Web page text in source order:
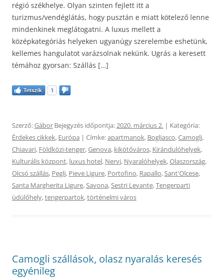
régió székhelye. Olyan szinten fejlett itt a
turizmus/vendéglátás, hogy pusztán e miatt kötelező lenne
mindenkinek meglátogatni. A luxus mellett a
középkategóriás helyeken ugyanúgy szerelembe eshetünk,
kellemes hangulatot varázsolnak nekünk. Ugrás a keresett
témához gyorsan: Szállás […]
Tetszik 1
Szerző:Gábor Bejegyzés időpontja:2020. március 2. | Kategória:
Érdekes cikkek, Európa | Címke:apartmanok, Bogliasco,Camogli,
Chiavari, Földközi-tenger,Genova, kikötőváros, Kirándulóhelyek,
Kulturális központ, luxus hotel, Nervi, Nyaralóhelyek,Olaszország,
Olcsó szállás, Pegli, Pieve Ligure, Portofino, Rapallo,Sant'Olcese,
Santa Margherita Ligure,Savona,Sestri Levante,Tengerparti
üdülőhely,tengerpartok,történelmi város
Camogli szállások, olasz nyaralás keresés
egyénileg